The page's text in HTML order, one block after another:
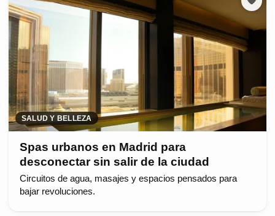
SALUD Y BELLEZA
Spas urbanos en Madrid para
desconectar sin salir de la ciudad
Circuitos de agua, masajes y espacios pensados para
bajar revoluciones.